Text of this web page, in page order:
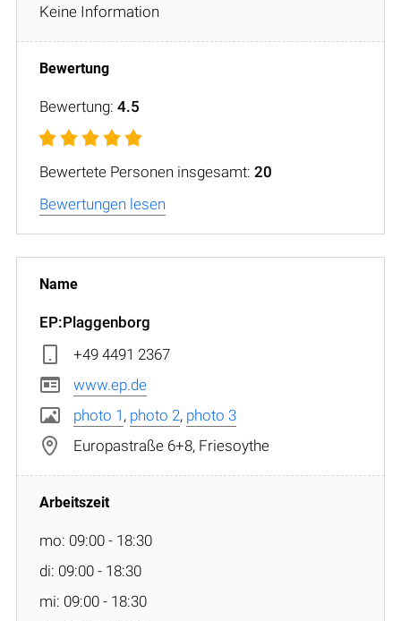
Keine Information
Bewertung: 4.5
Bewertete Personen insgesamt: 20
Bewertungen lesen
EP:Plaggenborg
+49 4491 2367
www.ep.de
photo 1 , photo 2, photo 3
Europastraße 6+8, Friesoythe
mo: 09:00 - 18:30
di: 09:00 - 18:30
mi: 09:00 - 18:30